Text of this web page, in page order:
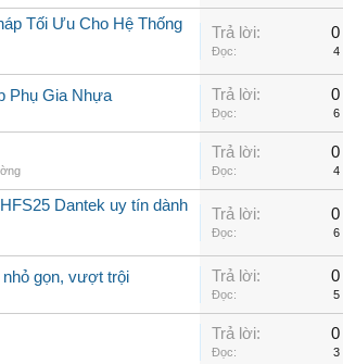
Tối Ưu Cho Hệ Thống
Trả lời: 0
Đọc: 4
Phụ Gia Nhựa Trả lời: 0
Đọc: 6
Trả lời: 0
Đọc: 4
Dantek uy tín dành
Trả lời: 0
Đọc: 6
nhỏ gọn, vượt trội Trả lời: 0
Đọc: 5
Trả lời: 0
Đọc: 3